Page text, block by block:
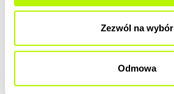
Zezwól na wybór
Odmowa
miejsce postojowe w
garażu z boksem nr 66a -
46 500 zł
653 500 zł